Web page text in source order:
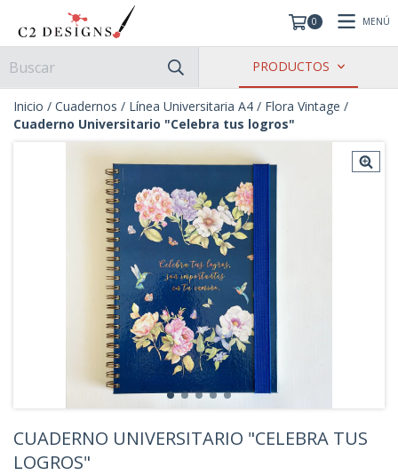
0 MENÚ
PRODUCTOS
Inicio / Cuadernos / Línea Universitaria A4 / Flora Vintage /
Cuaderno Universitario "Celebra tus logros"
CUADERNO UNIVERSITARIO "CELEBRA TUS
LOGROS"